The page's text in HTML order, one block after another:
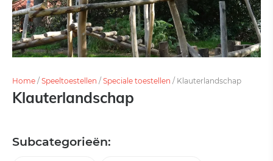
Home / Speeltoestellen / Speciale toestellen / Klauterlandschap
Klauterlandschap
Subcategorieën: